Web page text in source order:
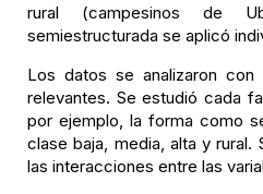
rural (campesinos de
semiestructurada se aplicó
Los datos se analizaron
relevantes. Se estudió cada
por ejemplo, la forma como
clase baja, media, alta y rural.
las interacciones entre las